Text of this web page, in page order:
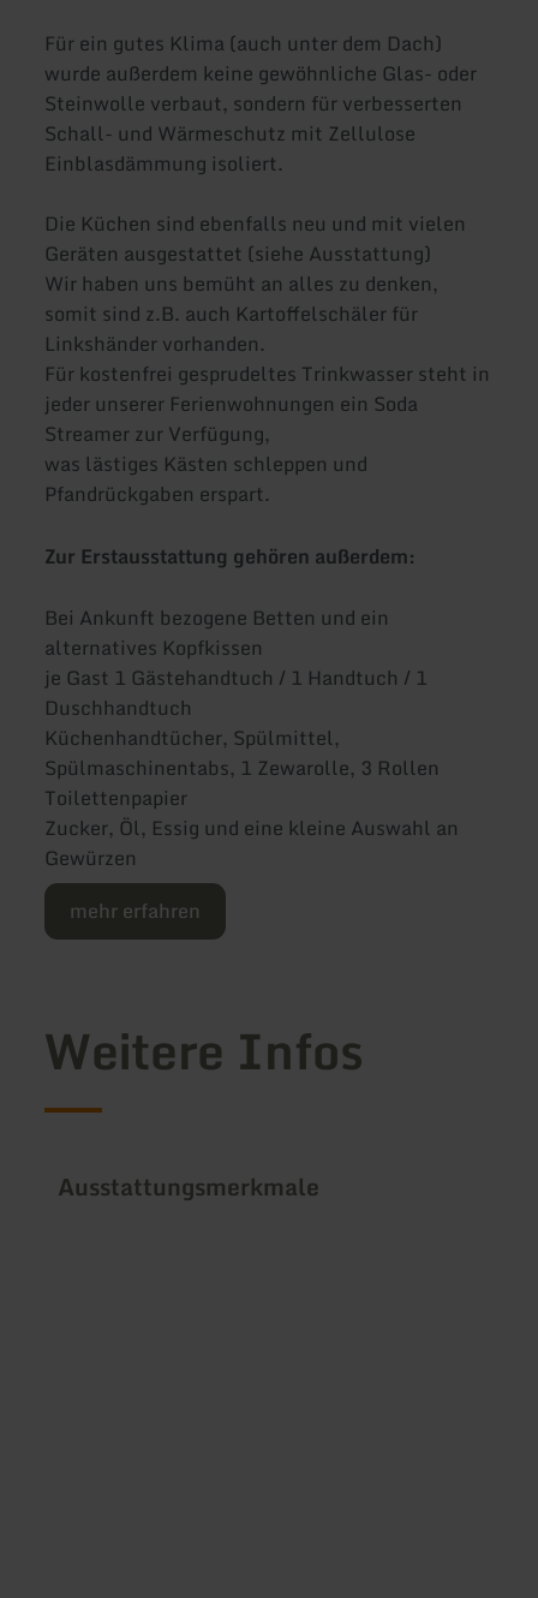
Für ein gutes Klima (auch unter dem Dach)
wurde außerdem keine gewöhnliche Glas- oder
Steinwolle verbaut, sondern für verbesserten
Schall- und Wärmeschutz mit Zellulose
Einblasdämmung isoliert.
Die Küchen sind ebenfalls neu und mit vielen
Geräten ausgestattet (siehe Ausstattung)
Wir haben uns bemüht an alles zu denken,
somit sind z.B. auch Kartoffelschäler für
Linkshänder vorhanden.
Für kostenfrei gesprudeltes Trinkwasser steht in
jeder unserer Ferienwohnungen ein Soda
Streamer zur Verfügung,
was lästiges Kästen schleppen und
Pfandrückgaben erspart.
Zur Erstausstattung gehören außerdem:
Bei Ankunft bezogene Betten und ein
alternatives Kopfkissen
je Gast 1 Gästehandtuch / 1 Handtuch / 1
Duschhandtuch
Küchenhandtücher, Spülmittel,
Spülmaschinentabs, 1 Zewarolle, 3 Rollen
Toilettenpapier
Zucker, Öl, Essig und eine kleine Auswahl an
Gewürzen
mehr erfahren
Weitere Infos
Ausstattungsmerkmale